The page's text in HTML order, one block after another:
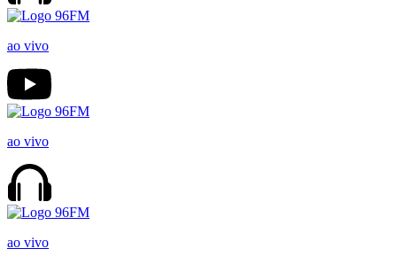
ao vivo
ao vivo
ao vivo